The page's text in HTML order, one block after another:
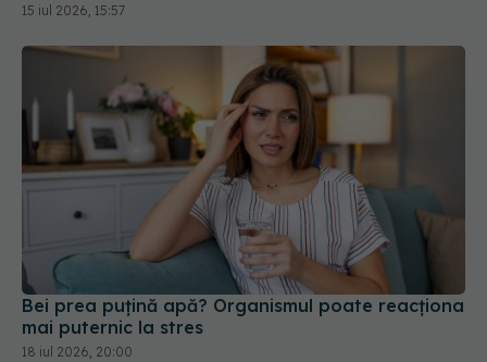
15 iul 2026, 15:57
Bei prea puțină apă? Organismul poate reacționa
mai puternic la stres
18 iul 2026, 20:00